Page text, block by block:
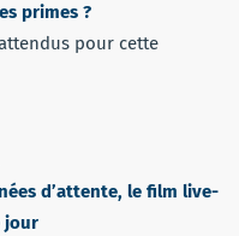
primes ?
pour cette
d’attente, le film live-
jour